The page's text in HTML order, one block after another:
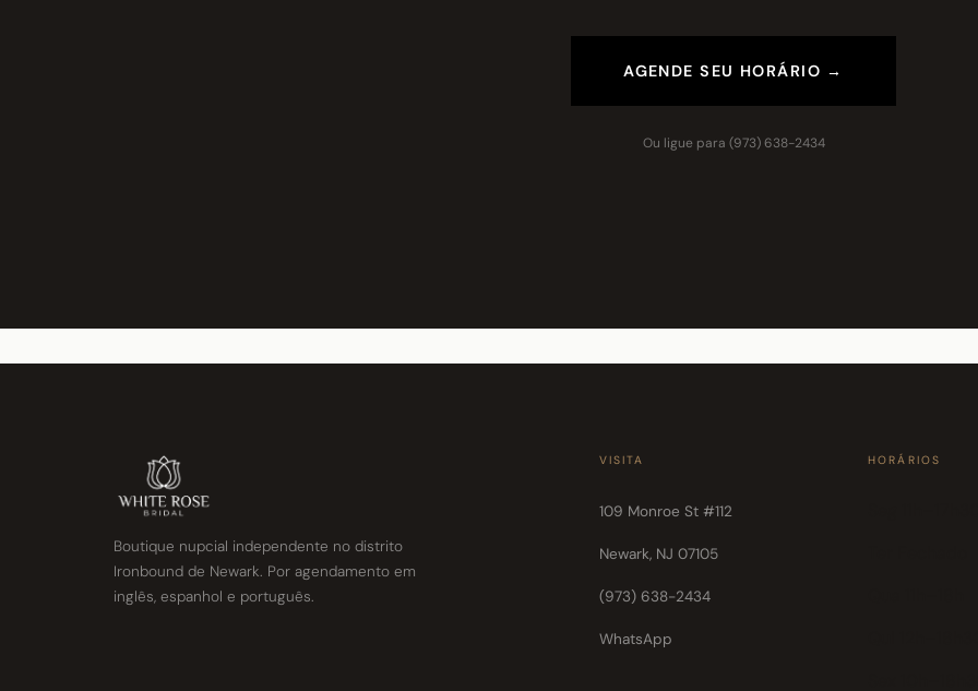
AGENDE SEU HORÁRIO →
Ou ligue para (973) 638-2434
Boutique nupcial independente no distrito
Ironbound de Newark. Por agendamento em
inglês, espanhol e português.
VISITA
109 Monroe St #112
Newark, NJ 07105
(973) 638-2434
WhatsApp
HORÁRIOS